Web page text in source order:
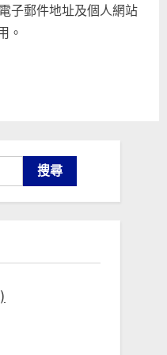
子郵件地址及個人網站
。